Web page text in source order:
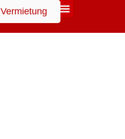
Suchen
Vermietung